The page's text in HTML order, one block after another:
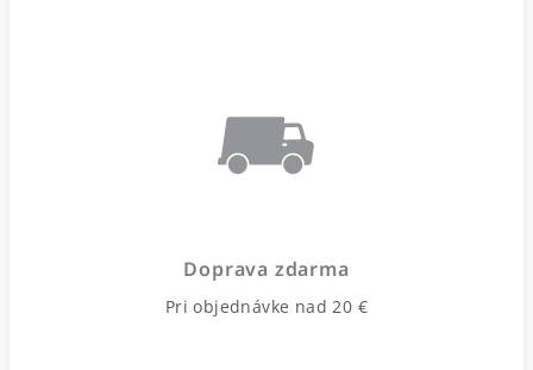
Doprava zdarma
Pri objednávke nad 20 €